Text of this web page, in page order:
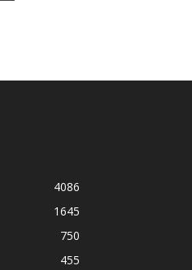
4086
1645
750
455